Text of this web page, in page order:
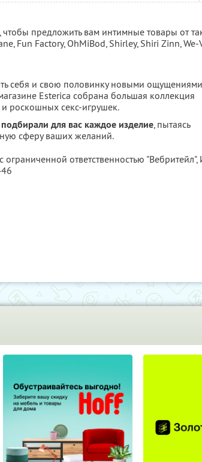
чтобы предложить вам интимные товары от
Fun Factory, OhMiBod, Shirley, Shiri Zinn, We-
себя и свою половинку новыми
Esterica собрана большая коллекция
роскошных секс-игрушек.
для вас каждое изделие, пытаясь
сферу ваших желаний.
ограниченной ответственностью "Вебритейл",